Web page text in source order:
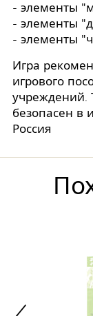
- элементы
- элементы
- элементы
Игра
игрового
учреждений.
безопасен в
Россия